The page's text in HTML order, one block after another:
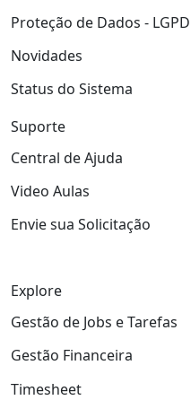
Proteção de Dados - LGPD
Novidades
Status do Sistema
Suporte
Central de Ajuda
Video Aulas
Envie sua Solicitação
Explore
Gestão de Jobs e Tarefas
Gestão Financeira
Timesheet